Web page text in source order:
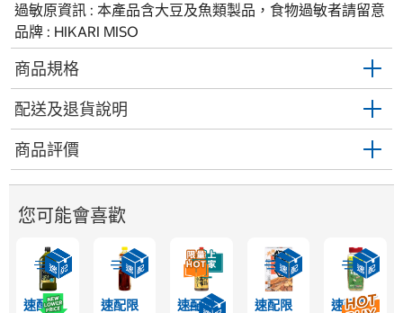
過敏原資訊 : 本產品含大豆及魚類製品，食物過敏者請留意
品牌 : HIKARI MISO
商品規格
配送及退貨說明
商品評價
您可能會喜歡
速配限 速配限 速配限 速配限 速配限